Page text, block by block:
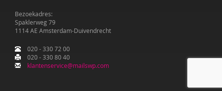
Marga Hooyman
Ine Hostyn
Sam ten Hove
Laura Hovenkamp
Bezoekadres:
Spaklerweg 79
1114 AE Amsterdam-Duivendrecht
020 - 330 72 00
020 - 330 80 40
klantenservice@mailswp.com